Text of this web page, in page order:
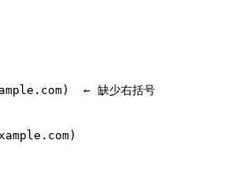
← 缺少右括号
)